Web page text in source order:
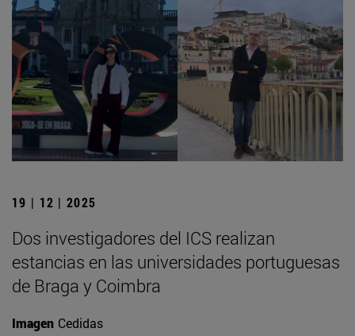
19 | 12 | 2025
Dos investigadores del ICS realizan
estancias en las universidades portuguesas
de Braga y Coimbra
Imagen Cedidas